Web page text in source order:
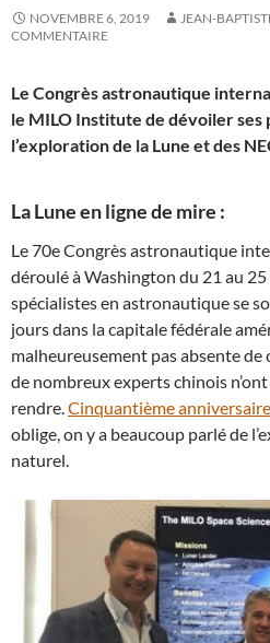
NOVEMBRE 6, 2019 JEAN-
COMMENTAIRE
Le Congrès astronautique
le MILO Institute de dévoiler ses
l’exploration de la Lune et des
La Lune en ligne de mire :
Le 70e Congrès astronautique
déroulé à Washington du 21 au
spécialistes en astronautique se
jours dans la capitale fédérale
malheureusement pas absente
de nombreux experts chinois
rendre.Cinquantième
oblige, on y a beaucoup parlé de
naturel.